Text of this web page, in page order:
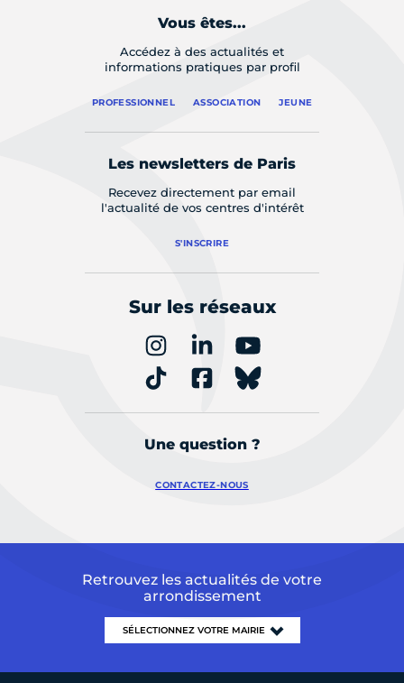
Vous êtes...
Accédez à des actualités et
informations pratiques par profil
PROFESSIONNEL ASSOCIATION JEUNE
Les newsletters de Paris
Recevez directement par email
l'actualité de vos centres d'intérêt
S'INSCRIRE
Sur les réseaux
Une question ?
CONTACTEZ-NOUS
Retrouvez les actualités de votre
arrondissement